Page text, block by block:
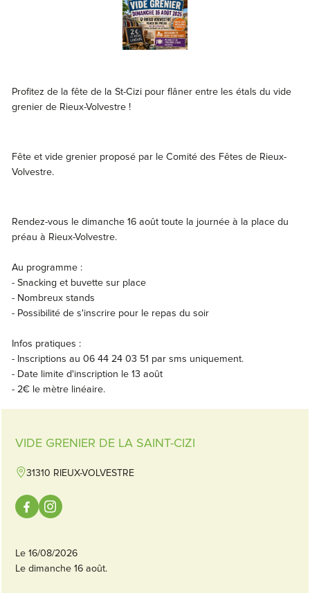
Profitez de la fête de la St-Cizi pour flâner entre les étals du vide
grenier de Rieux-Volvestre !
Fête et vide grenier proposé par le Comité des Fêtes de Rieux-
Volvestre.
Rendez-vous le dimanche 16 août toute la journée à la place du
préau à Rieux-Volvestre.
Au programme :
- Snacking et buvette sur place
- Nombreux stands
- Possibilité de s'inscrire pour le repas du soir
Infos pratiques :
- Inscriptions au 06 44 24 03 51 par sms uniquement.
- Date limite d'inscription le 13 août
- 2€ le mètre linéaire.
VIDE GRENIER DE LA SAINT-CIZI
31310 RIEUX-VOLVESTRE
Le 16/08/2026
Le dimanche 16 août.